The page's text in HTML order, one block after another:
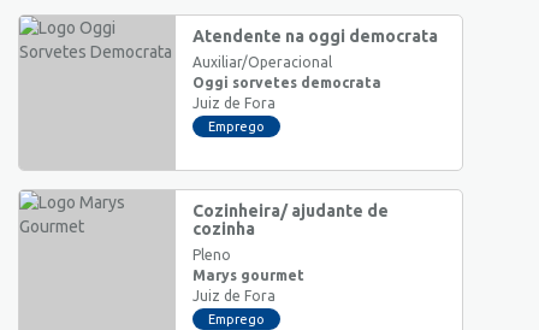
Atendente na oggi democrata
Auxiliar/Operacional
Oggi sorvetes democrata
Juiz de Fora
Emprego
Cozinheira/ ajudante de
cozinha
Pleno
Marys gourmet
Juiz de Fora
Emprego